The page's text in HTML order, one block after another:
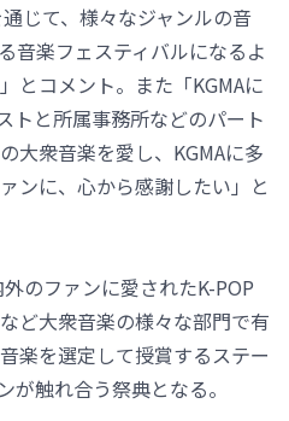
通じて、様々なジャンルの音
音楽フェスティバルになるよ
とコメント。また「KGMAに
トと所属事務所などのパート
大衆音楽を愛し、KGMAに多
ンに、心から感謝したい」と
のファンに愛されたK-POP
ど大衆音楽の様々な部門で有
楽を選定して授賞するステー
が触れ合う祭典となる。